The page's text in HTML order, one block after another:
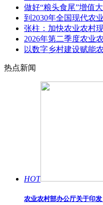
做好“粮头食尾”增值
到2030年全国现代农
张柱：加快农业农村
2026年第二季度农业
以数字乡村建设赋能
热点新闻
HOT
农业农村部办公厅关于印